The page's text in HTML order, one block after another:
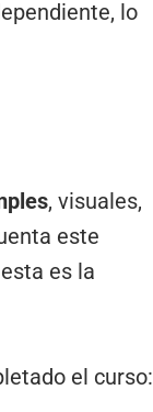
lo
, visuales,
este
es la
el curso: